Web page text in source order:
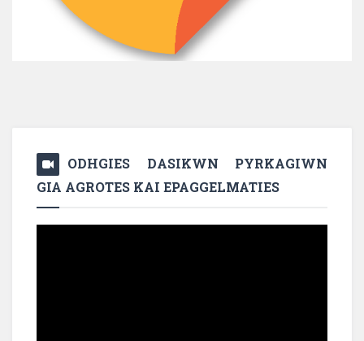
ODHGIES DASIKWN PYRKAGIWN
GIA AGROTES KAI EPAGGELMATIES